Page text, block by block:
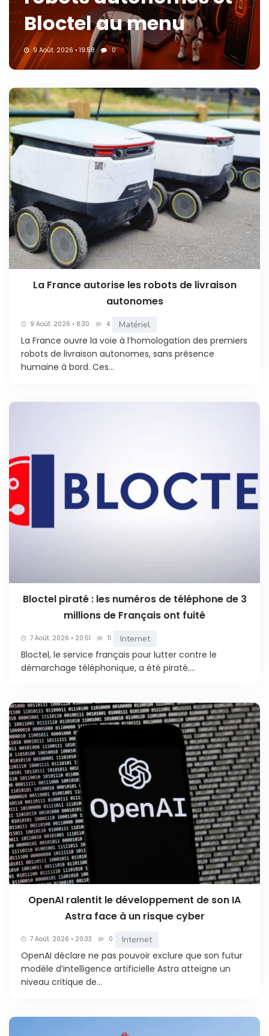
Bloctel au menu
9 Août. 2026 • 19:58 0
La France autorise les robots de livraison
autonomes
9 Août. 2026 • 8:30 4 Matériel
La France ouvre la voie à l’homologation des premiers
robots de livraison autonomes, sans présence
humaine à bord. Ces...
Bloctel piraté : les numéros de téléphone de 3
millions de Français ont fuité
7 Août. 2026 • 20:51 11 Internet
Bloctel, le service français pour lutter contre le
démarchage téléphonique, a été piraté....
OpenAI ralentit le développement de son IA
Astra face à un risque cyber
7 Août. 2026 • 20:33 0 Internet
OpenAI déclare ne pas pouvoir exclure que son futur
modèle d’intelligence artificielle Astra atteigne un
niveau critique de...